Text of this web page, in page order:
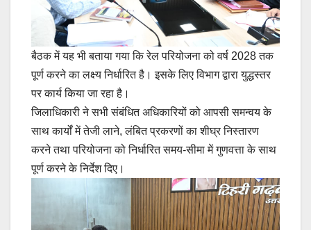
बैठक में यह भी बताया गया कि रेल परियोजना को वर्ष 2028 तक
पूर्ण करने का लक्ष्य निर्धारित है। इसके लिए विभाग द्वारा युद्धस्तर
पर कार्य किया जा रहा है।
जिलाधिकारी ने सभी संबंधित अधिकारियों को आपसी समन्वय के
साथ कार्यों में तेजी लाने, लंबित प्रकरणों का शीघ्र निस्तारण
करने तथा परियोजना को निर्धारित समय-सीमा में गुणवत्ता के साथ
पूर्ण करने के निर्देश दिए।